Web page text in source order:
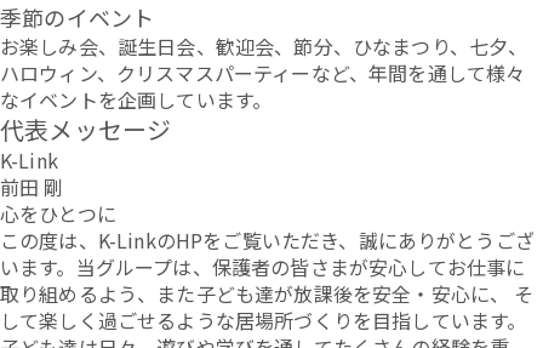
季節のイベント
お楽しみ会、誕生日会、歓迎会、節分、ひなまつり、七夕、
ハロウィン、クリスマスパーティーなど、年間を通して様々
なイベントを企画しています。
代表メッセージ
K-Link
前田 剛
心をひとつに
この度は、K-LinkのHPをご覧いただき、誠にありがとうござ
います。当グループは、保護者の皆さまが安心してお仕事に
取り組めるよう、また子ども達が放課後を安全・安心に、 そ
して楽しく過ごせるような居場所づくりを目指しています。